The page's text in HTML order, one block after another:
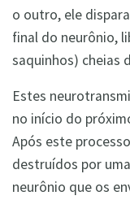
o outro, ele
final do neurônio,
saquinhos) cheias
Estes
no início do
Após este
destruídos por
neurônio que os